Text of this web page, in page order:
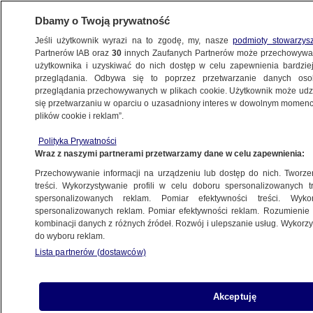
POLSKA
wniosek o umorzenie postępowania
wykonawczego
27.12.2023, 17:49
Udostępnij
Dbamy o Twoją prywatność
Jeśli użytkownik wyrazi na to zgodę, my, naszepodmioty
Partnerów IAB oraz30 innych Zaufanych Partnerów może
użytkownika i uzyskiwać do nich dostęp w celu zapewnienia
przeglądania. Odbywa się to poprzez przetwarzanie danych
przeglądania przechowywanych w plikach cookie. Użytkownik może
się przetwarzaniu w oparciu o uzasadniony interes w dowolnym
plików cookie i reklam”.
Polityka Prywatności
Wraz z naszymi partnerami przetwarzamy dane w celu zapewnienia:
Przechowywanie informacji na urządzeniu lub dostęp do nich.
treści. Wykorzystywanie profili w celu doboru spersonalizowanych
spersonalizowanych reklam. Pomiar efektywności treści.
spersonalizowanych reklam. Pomiar efektywności reklam.
kombinacji danych z różnych źródeł. Rozwój i ulepszanie usług.
do wyboru reklam.
Lista partnerów (dostawców)
Akceptuję